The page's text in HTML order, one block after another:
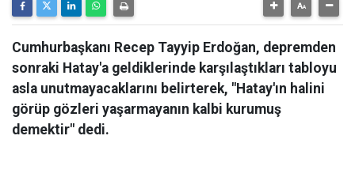
Cumhurbaşkanı Recep Tayyip Erdoğan, depremden
sonraki Hatay'a geldiklerinde karşılaştıkları tabloyu
asla unutmayacaklarını belirterek, "Hatay'ın halini
görüp gözleri yaşarmayanın kalbi kurumuş
demektir" dedi.